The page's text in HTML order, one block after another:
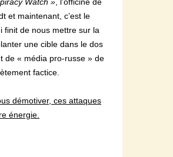
et maintenant, c’est le
finit de nous mettre sur la
une cible dans le dos
de « média pro-russe » de
factice.
démotiver, ces attaques
énergie.